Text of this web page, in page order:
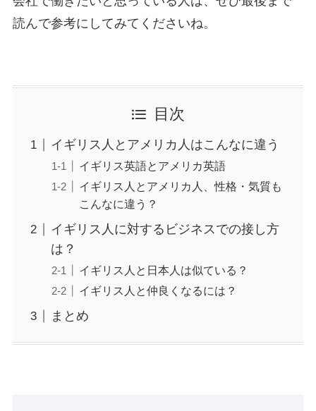
読んで参考にしてみてくださいね。
目次
イギリス人とアメリカ人はこんなに違う
イギリス英語とアメリカ英語
イギリス人とアメリカ人、性格・気質も
こんなに違う？
イギリス人に対するビジネスでの接し方
は？
イギリス人と日本人は似ている？
イギリス人と仲良くなるには？
まとめ